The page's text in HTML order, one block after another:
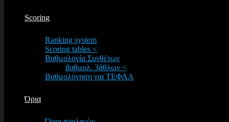
Scoring
Ranking system
Scoring tables <
Βαθμολογία Συνθέτων
βαθμολ. 3άθλων <
Βαθμολόγηση για ΤΕΦΑΑ
Όρια